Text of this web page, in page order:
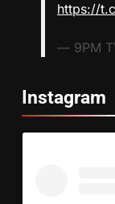
https://
— 9PM
Instagram